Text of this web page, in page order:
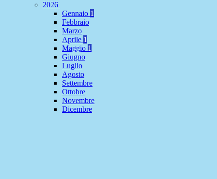
2026
Gennaio 1
Febbraio
Marzo
Aprile 1
Maggio 1
Giugno
Luglio
Agosto
Settembre
Ottobre
Novembre
Dicembre